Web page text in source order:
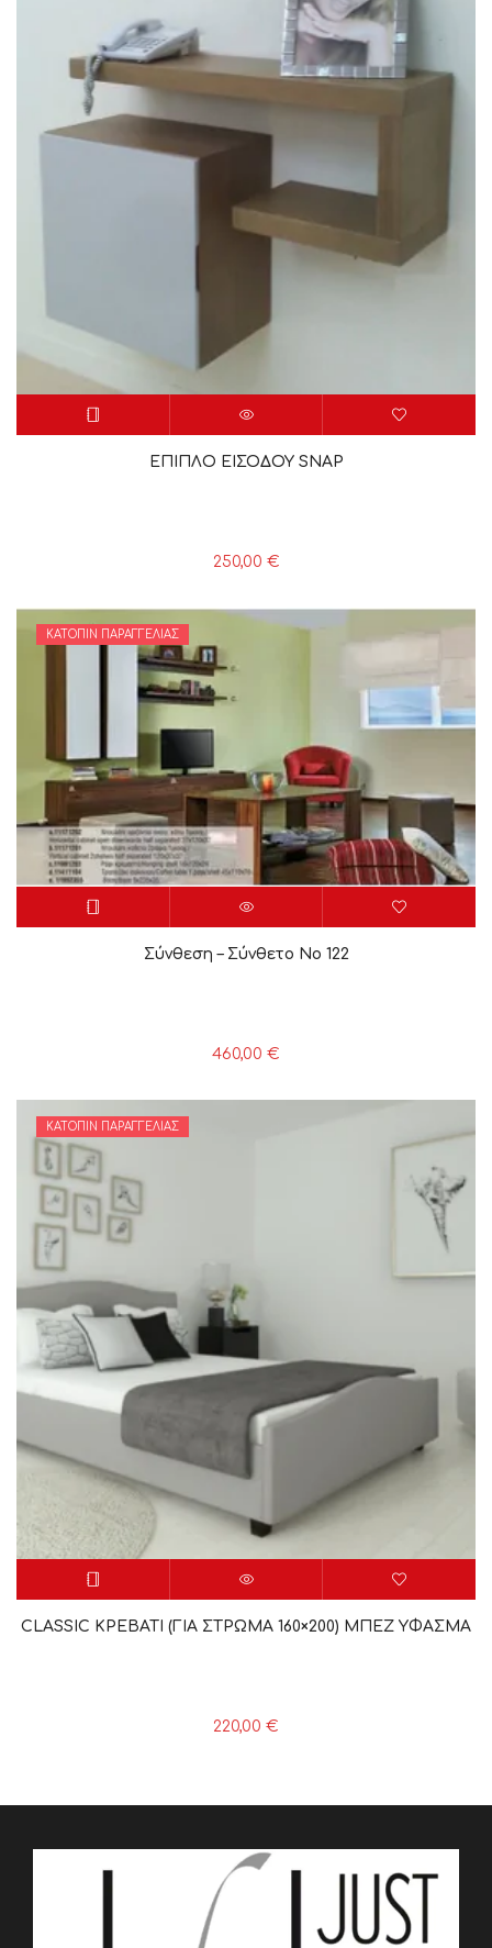
ΕΠΙΠΛΟ ΕΙΣΟΔΟΥ SNAP
250,00 €
ΚΑΤΌΠΙΝ ΠΑΡΑΓΓΕΛΊΑΣ
Σύνθεση – Σύνθετο Νο 122
460,00 €
ΚΑΤΌΠΙΝ ΠΑΡΑΓΓΕΛΊΑΣ
CLASSIC ΚΡΕΒΑΤΙ (ΓΙΑ ΣΤΡΩΜΑ 160×200) ΜΠΕΖ YΦΑΣΜΑ
220,00 €